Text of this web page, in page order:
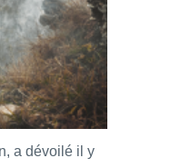
a dévoilé il y